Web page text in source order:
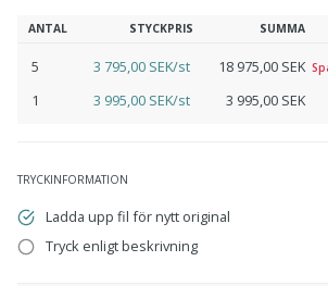
ANTAL STYCKPRIS SUMMA
5 3 795,00 SEK/st 18 975,00 SEK
1 3 995,00 SEK/st 3 995,00 SEK
TRYCKINFORMATION
Ladda upp fil för nytt original
Tryck enligt beskrivning